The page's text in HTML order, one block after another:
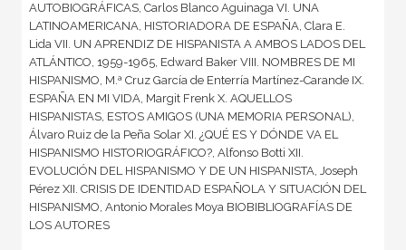
AUTOBIOGRÁFICAS, Carlos Blanco Aguinaga VI. UNA
LATINOAMERICANA, HISTORIADORA DE ESPAÑA, Clara E.
Lida VII. UN APRENDIZ DE HISPANISTA A AMBOS LADOS DEL
ATLÁNTICO, 1959-1965, Edward Baker VIII. NOMBRES DE MI
HISPANISMO, M.ª Cruz García de Enterría Martínez-Carande IX.
ESPAÑA EN MI VIDA, Margit Frenk X. AQUELLOS
HISPANISTAS, ESTOS AMIGOS (UNA MEMORIA PERSONAL),
Álvaro Ruiz de la Peña Solar XI. ¿QUÉ ES Y DÓNDE VA EL
HISPANISMO HISTORIOGRÁFICO?, Alfonso Botti XII.
EVOLUCIÓN DEL HISPANISMO Y DE UN HISPANISTA, Joseph
Pérez XII. CRISIS DE IDENTIDAD ESPAÑOLA Y SITUACIÓN DEL
HISPANISMO, Antonio Morales Moya BIOBIBLIOGRAFÍAS DE
LOS AUTORES